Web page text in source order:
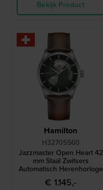
Bekijk Product
Hamilton
H32705560
Jazzmaster Open Heart 42
mm Staal Zwitsers
Automatisch Herenhorloge
€ 1.145,-